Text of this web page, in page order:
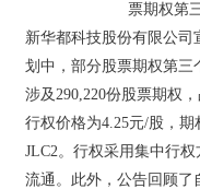
票期权第
新华都科技股份有限公司
划中，部分股票期权第三
涉及290,220份股票期权
行权价格为4.25元/股，
JLC2。行权采用集中行
流通。此外，公告回顾了